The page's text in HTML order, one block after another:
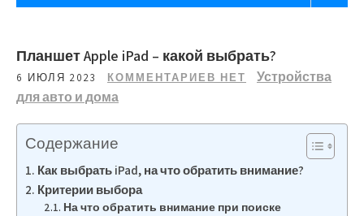
Планшет Apple iPad – какой выбрать?
6 ИЮЛЯ 2023 КОММЕНТАРИЕВ НЕТ
Устройства
для авто и дома
Содержание
Как выбрать iPad, на что обратить внимание?
Критерии выбора
На что обратить внимание при поиске